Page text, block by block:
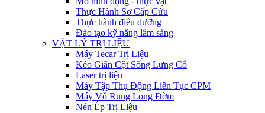
Thực Hành Sơ Cấp Cứu
Thực hành điều dưỡng
Đào tạo kỹ năng lâm sàng
VẬT LÝ TRỊ LIỆU
Máy Tecar Trị Liệu
Kéo Giãn Cột Sống Lưng Cổ
Laser trị liệu
Máy Tập Thụ Động Liên Tục CPM
Máy Vỗ Rung Long Đờm
Nén Ép Trị Liệu